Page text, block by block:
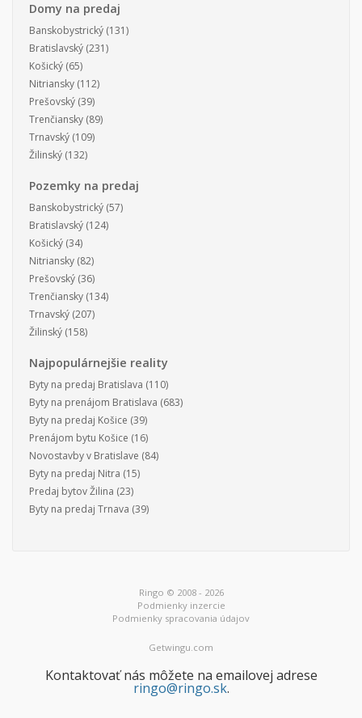
Domy na predaj
Banskobystrický (131)
Bratislavský (231)
Košický (65)
Nitriansky (112)
Prešovský (39)
Trenčiansky (89)
Trnavský (109)
Žilinský (132)
Pozemky na predaj
Banskobystrický (57)
Bratislavský (124)
Košický (34)
Nitriansky (82)
Prešovský (36)
Trenčiansky (134)
Trnavský (207)
Žilinský (158)
Najpopulárnejšie reality
Byty na predaj Bratislava (110)
Byty na prenájom Bratislava (683)
Byty na predaj Košice (39)
Prenájom bytu Košice (16)
Novostavby v Bratislave (84)
Byty na predaj Nitra (15)
Predaj bytov Žilina (23)
Byty na predaj Trnava (39)
Ringo © 2008 - 2026
Podmienky inzercie
Podmienky spracovania údajov
Getwingu.com
Kontaktovať nás môžete na emailovej adrese
ringo@ringo.sk.